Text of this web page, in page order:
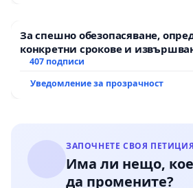
За спешно обезопасяване,
конкретни срокове и
рехабилитация на
Мирово - к.к. Момин проход
407 подписи
Уведомление за прозрачност
ЗАПОЧНЕТЕ СВОЯ ПЕТИЦИЯ
Има ли нещо,
да промените?